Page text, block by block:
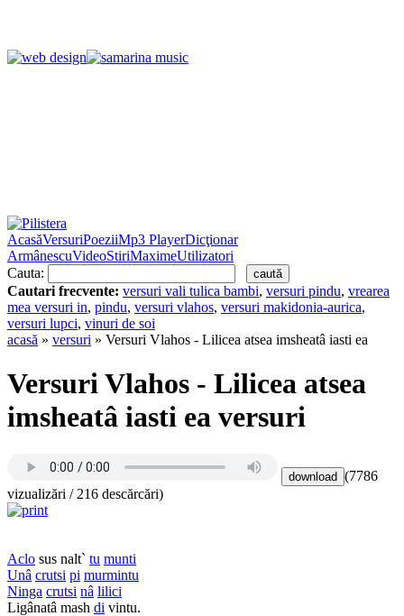
AcasăVersuriPoeziiMp3 PlayerDicţionar
ArmânescuVideoStiriMaximeUtilizatori
Cauta:
Cautari frecvente: versuri vali tulica bambi, versuri pindu, vrearea
mea versuri in, pindu, versuri vlahos, versuri makidonia-aurica,
versuri lupci, vinuri de soi
acasă » versuri » Versuri Vlahos - Lilicea atsea imsheatâ iasti ea
Versuri Vlahos - Lilicea atsea
imsheatâ iasti ea versuri
(7786
vizualizări / 216 descărcări)
Aclo sus nalt` tu munti
Unâ crutsi pi murmintu
Ninga crutsi nâ lilici
Ligânatâ mash di vintu.